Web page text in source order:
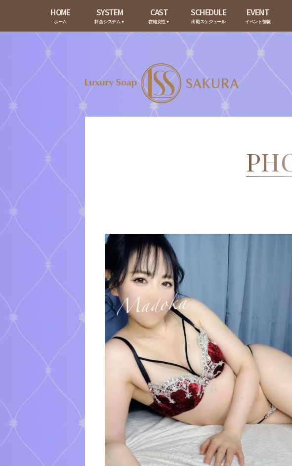
HOME
ホーム
SYSTEM
料金システム▼
CAST
在籍女性▼
SCHEDULE
出勤スケジュール
EVENT
イベント情報